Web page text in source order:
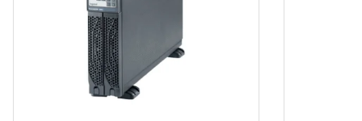
დეტალური მონაცემების გახსნა
მსგავსის შერჩევა